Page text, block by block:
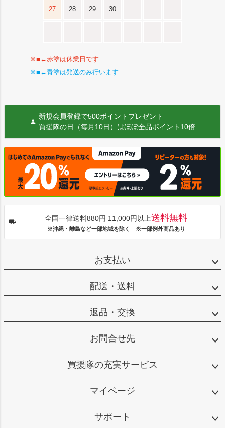
27 28 29 30
※■←赤塗は休業日です
※■←青塗は発送のみ行います
新規会員登録で500ポイントプレゼント
買援隊の日（毎月10日）はほぼ全品ポイント10倍
全国一律送料880円 11,000円以上送料無料
※沖縄・離島など一部地域を除く ※一部例外商品あり
お支払い
配送・送料
返品・交換
お問合せ先
買援隊の充実サービス
マイページ
サポート